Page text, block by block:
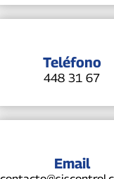
Teléfono
448 31 67
Email